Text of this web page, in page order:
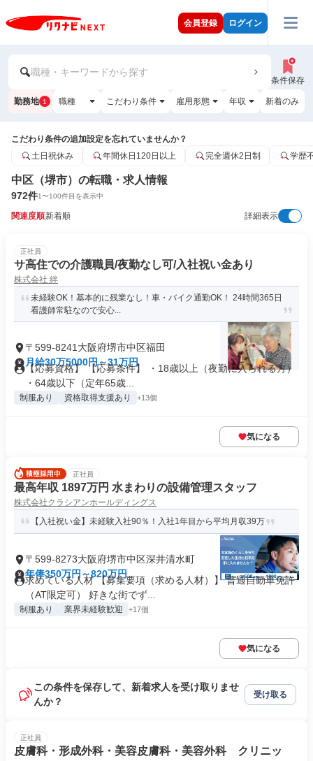
会員登録 ログイン
職種・キーワードから探す
条件保存
勤務地 1 職種 こだわり条件 雇用形態 年収 新着のみ
こだわり条件の追加設定を忘れていませんか？
土日祝休み
年間休日120日以上 完全週休2日制 学歴
中区（堺市）の転職・求人情報
972件1〜100件目を表示中
関連度順新着順 詳細表示
正社員
サ高住での介護職員/夜勤なし可/入社祝い金あり
株式会社 絆
未経験OK！基本的に残業なし！車・バイク通勤OK！ 24時間365日
看護師常駐なので安心...
〒599-8241大阪府堺市中区福田
月給30万5000円～31万円
【応募資格】 【応募条件】 ・18歳以上（夜勤に入られる方）
・64歳以下（定年65歳...
制服あり 資格取得支援あり +13個
気になる
正社員
最高年収 1897万円 水まわりの設備管理スタッフ
株式会社クラシアンホールディングス
【入社祝い金】未経験入社90％！入社1年目から平均月収39万
〒599-8273大阪府堺市中区深井清水町
年俸350万円～820万円
求めている人材 【募集要項（求める人材）】 普通自動車免許
（AT限定可） 好きな街でず...
制服あり 業界未経験歓迎 +17個
気になる
この条件を保存して、新着求人を受け取りませ
んか？
受け取る
正社員
皮膚科・形成外科・美容皮膚科・美容外科 クリニッ